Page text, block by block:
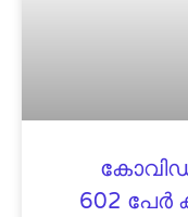
602 പേർ